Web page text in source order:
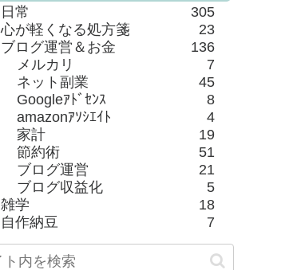
日常
305
心が軽くなる処方箋
23
ブログ運営＆お金
136
メルカリ
7
ネット副業
45
Googleｱﾄﾞｾﾝｽ
8
amazonｱｿｼｴｲﾄ
4
家計
19
節約術
51
ブログ運営
21
ブログ収益化
5
雑学
18
自作納豆
7